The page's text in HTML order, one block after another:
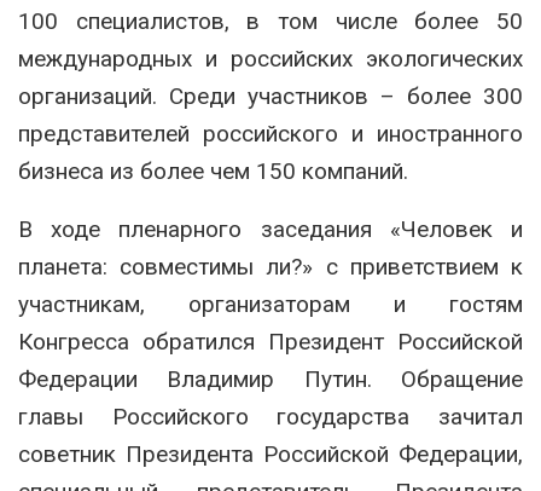
100 специалистов, в том числе более 50
международных и российских экологических
организаций. Среди участников – более 300
представителей российского и иностранного
бизнеса из более чем 150 компаний.
В ходе пленарного заседания «Человек и
планета: совместимы ли?» с приветствием к
участникам, организаторам и гостям
Конгресса обратился Президент Российской
Федерации Владимир Путин. Обращение
главы Российского государства зачитал
советник Президента Российской Федерации,